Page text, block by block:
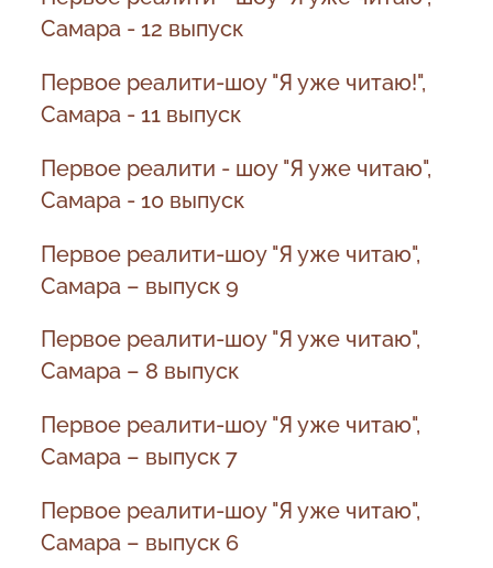
Самара - 12 выпуск
Первое реалити-шоу "Я уже читаю!",
Самара - 11 выпуск
Первое реалити - шоу "Я уже читаю",
Самара - 10 выпуск
Первое реалити-шоу "Я уже читаю",
Самара – выпуск 9
Первое реалити-шоу "Я уже читаю",
Самара – 8 выпуск
Первое реалити-шоу "Я уже читаю",
Самара – выпуск 7
Первое реалити-шоу "Я уже читаю",
Самара – выпуск 6